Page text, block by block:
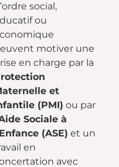
social,
ou
motiver une
en charge par la
et
(PMI) ou par
Sociale à
(ASE) et un
en
avec